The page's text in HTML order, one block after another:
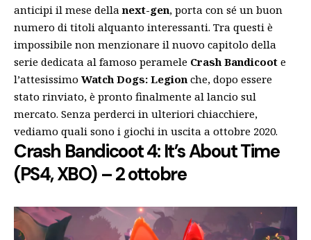
anticipi il mese dellanext-gen, porta con sé un buon
numero di titoli alquanto interessanti. Tra questi è
impossibile non menzionare il nuovo capitolo della
serie dedicata al famoso peramele Crash Bandicoot e
l’attesissimo Watch Dogs: Legion che, dopo essere
stato rinviato, è pronto finalmente al lancio sul
mercato. Senza perderci in ulteriori chiacchiere,
vediamo quali sono i giochi in uscita a ottobre 2020.
Crash Bandicoot 4: It’s About Time
(PS4, XBO) – 2 ottobre